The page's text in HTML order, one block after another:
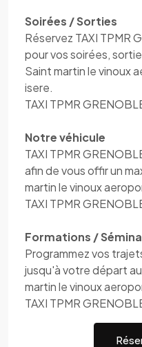
Soirées / Sorties
Réservez TAXI TPMR
pour vos soirées,
Saint martin le vinoux
isere.
TAXI TPMR
Notre véhicule
TAXI TPMR
afin de vous offir un
martin le vinoux
TAXI TPMR
Formations /
Programmez vos
jusqu'à votre départ
martin le vinoux
TAXI TPMR